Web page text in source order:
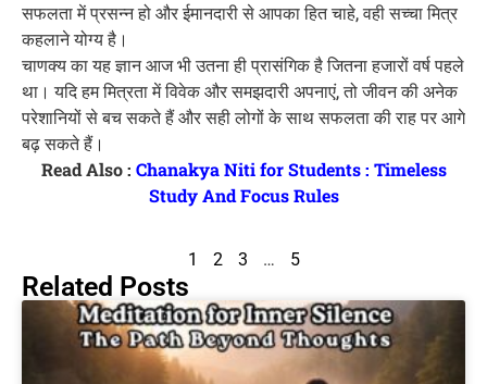
सफलता में प्रसन्न हो और ईमानदारी से आपका हित चाहे, वही सच्चा मित्र
कहलाने योग्य है।
चाणक्य का यह ज्ञान आज भी उतना ही प्रासंगिक है जितना हजारों वर्ष पहले
था। यदि हम मित्रता में विवेक और समझदारी अपनाएं, तो जीवन की अनेक
परेशानियों से बच सकते हैं और सही लोगों के साथ सफलता की राह पर आगे
बढ़ सकते हैं।
Read Also : Chanakya Niti for Students : Timeless
Study And Focus Rules
1 2 3 … 5
Related Posts